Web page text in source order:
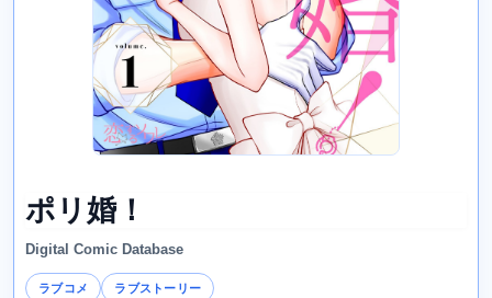
ポリ婚！
Digital Comic Database
ラブコメ ラブストーリー